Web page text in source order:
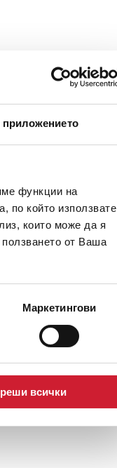
приложението
функции на
по който използвате
които може да я
от Ваша
Маркетингови
всички